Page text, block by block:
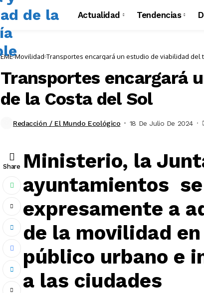
Actualidad Tendencias
EME Movilidad Transportes encargará un estudio de viabilidad del
Transportes encargará
de la Costa del Sol
Redacción / El Mundo Ecológico 18 De Julio De 2024
Share Ministerio, la
ayuntamientos
expresamente a
de la movilidad
público urbano e
a las ciudades